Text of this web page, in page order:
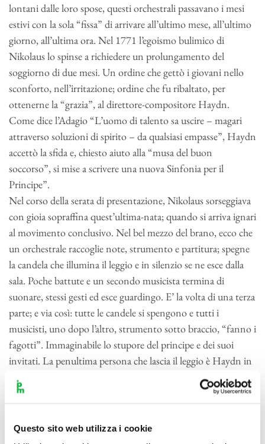
Questo sito web utilizza i cookie
lontani dalle loro spose, questi orchestrali passavano i mesi
estivi con la sola “fissa” di arrivare all’ultimo mese, all’ultimo
giorno, all’ultima ora. Nel 1771 l’egoismo bulimico di
Nikolaus lo spinse a richiedere un prolungamento del
soggiorno di due mesi. Un ordine che gettò i giovani nello
sconforto, nell’irritazione; ordine che fu ribaltato, per
ottenerne la “grazia”, al direttore-compositore Haydn.
Come dice l’Adagio “L’uomo di talento sa uscire – magari
attraverso soluzioni di spirito – da qualsiasi empasse”, Haydn
accettò la sfida e, chiesto aiuto alla “musa del buon
soccorso”, si mise a scrivere una nuova Sinfonia per il
Principe”.
Nel corso della serata di presentazione, Nikolaus sorseggiava
con gioia sopraffina quest’ultima-nata; quando si arriva ignari
al movimento conclusivo. Nel bel mezzo del brano, ecco che
un orchestrale raccoglie note, strumento e partitura; spegne
la candela che illumina il leggio e in silenzio se ne esce dalla
sala. Poche battute e un secondo musicista termina di
suonare, stessi gesti ed esce guardingo. E’ la volta di una terza
parte; e via così: tutte le candele si spengono e tutti i
musicisti, uno dopo l’altro, strumento sotto braccio, “fanno i
fagotti”. Immaginabile lo stupore del principe e dei suoi
invitati. La penultima persona che lascia il leggio è Haydn in
persona; per cui resta un violinista, la spalla, certo Luigi
Tommasini, a chiudere da solo il movimento. Trovata
sorrisi, sguardi d’intesa. Qualche ombra di sospetto;
allorquando il principe, sornione, dice ad Haydn: “ Ho